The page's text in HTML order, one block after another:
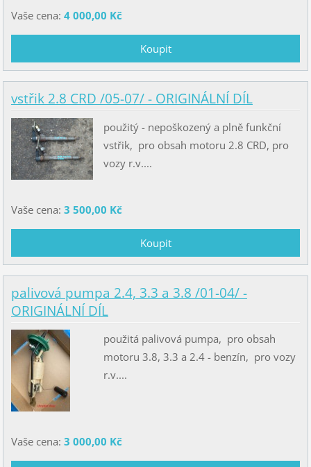
Vaše cena: 4 000,00 Kč
vstřik 2.8 CRD /05-07/ - ORIGINÁLNÍ DÍL
použitý - nepoškozený a plně funkční
vstřik, pro obsah motoru 2.8 CRD, pro
vozy r.v....
Vaše cena: 3 500,00 Kč
palivová pumpa 2.4, 3.3 a 3.8 /01-04/ -
ORIGINÁLNÍ DÍL
použitá palivová pumpa, pro obsah
motoru 3.8, 3.3 a 2.4 - benzín, pro vozy
r.v....
Vaše cena: 3 000,00 Kč